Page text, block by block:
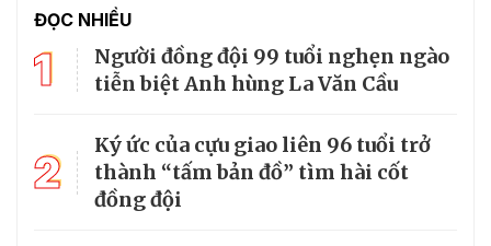
ĐỌC NHIỀU
1
Người đồng đội 99 tuổi nghẹn ngào
tiễn biệt Anh hùng La Văn Cầu
2
Ký ức của cựu giao liên 96 tuổi trở
thành “tấm bản đồ” tìm hài cốt
đồng đội